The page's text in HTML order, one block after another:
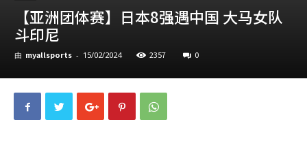
【亚洲团体赛】日本8强遇中国 大马女队
斗印尼
由 myallsports - 15/02/2024 2357 0